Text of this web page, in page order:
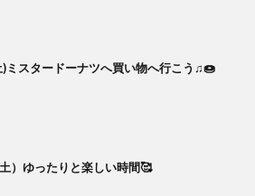
ミスタードーナツへ買い物へ行こう♫🍩
）ゆったりと楽しい時間🥰